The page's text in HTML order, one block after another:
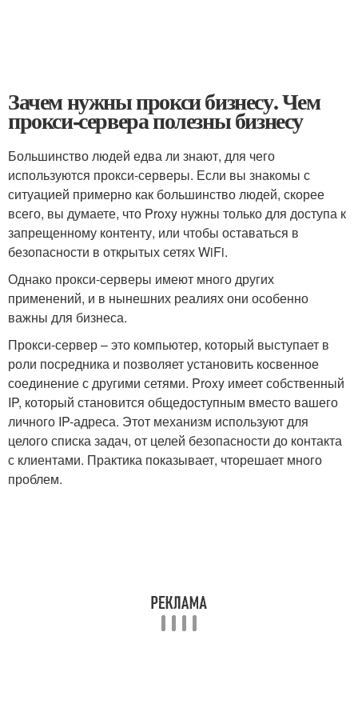
Зачем нужны прокси бизнесу. Чем
прокси-сервера полезны бизнесу
Большинство людей едва ли знают, для чего
используются прокси-серверы. Если вы знакомы с
ситуацией примерно как большинство людей, скорее
всего, вы думаете, что Proxy нужны только для доступа к
запрещенному контенту, или чтобы оставаться в
безопасности в открытых сетях WiFi.
Однако прокси-серверы имеют много других
применений, и в нынешних реалиях они особенно
важны для бизнеса.
Прокси-сервер – это компьютер, который выступает в
роли посредника и позволяет установить косвенное
соединение с другими сетями. Proxy имеет собственный
IP, который становится общедоступным вместо вашего
личного IP-адреса. Этот механизм используют для
целого списка задач, от целей безопасности до контакта
с клиентами. Практика показывает, чторешает много
проблем.